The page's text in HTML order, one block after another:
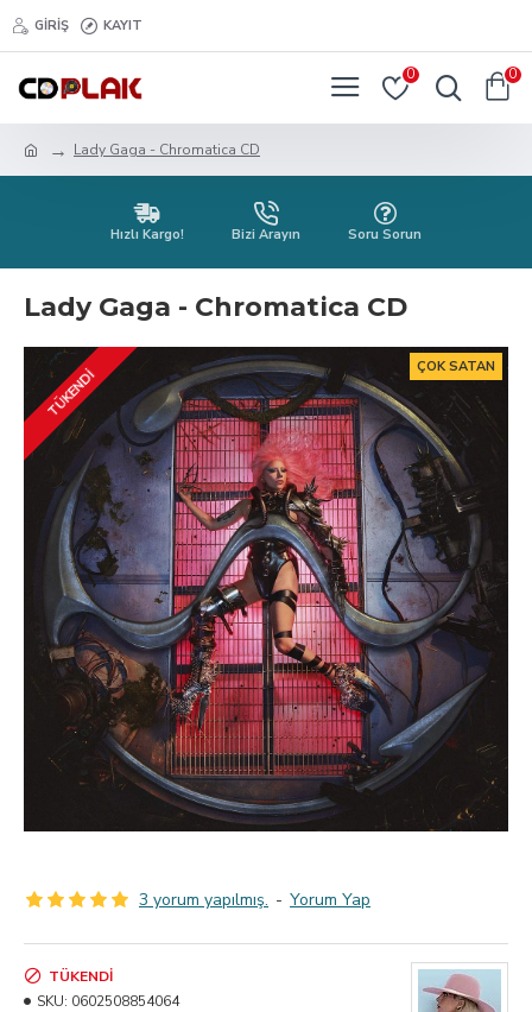
GIRIŞ KAYIT
0 0
Lady Gaga - Chromatica CD
Hızlı Kargo! Bizi Arayın Soru Sorun
Lady Gaga - Chromatica CD
ÇOK SATAN
TÜKENDI
3 yorum yapılmış. - Yorum Yap
TÜKENDI
SKU: 0602508854064